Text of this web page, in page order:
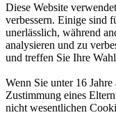
Diese Website
verbessern. Einige sind
unerlässlich, während
analysieren und zu
und treffen Sie Ihre
Wenn Sie unter 16
Zustimmung eines
nicht wesentlichen